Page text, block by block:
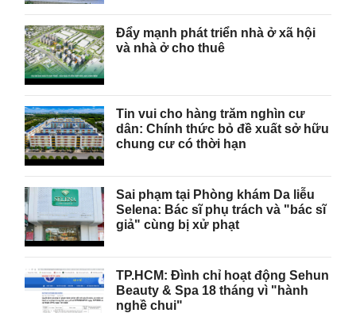
Đẩy mạnh phát triển nhà ở xã hội
và nhà ở cho thuê
Tin vui cho hàng trăm nghìn cư
dân: Chính thức bỏ đề xuất sở hữu
chung cư có thời hạn
Sai phạm tại Phòng khám Da liễu
Selena: Bác sĩ phụ trách và "bác sĩ
giả" cùng bị xử phạt
TP.HCM: Đình chỉ hoạt động Sehun
Beauty & Spa 18 tháng vì "hành
nghề chui"